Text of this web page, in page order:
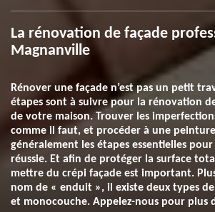
La rénovation de façade
Magnanville
Rénover une façade n’est pas un petit
étapes sont à suivre pour la rénovation
de votre maison. Trouver les
comme il faut, et procéder à une
généralement les étapes essentielles
réussie. Et afin de protéger la surface
mettre du crépi façade est important.
nom de « enduit », il existe deux types
et monocouche. Appelez-nous pour plus